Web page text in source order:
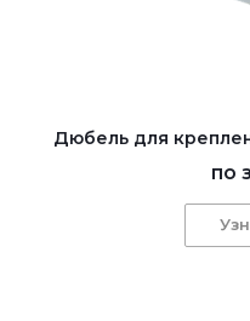
Дюбель для
по